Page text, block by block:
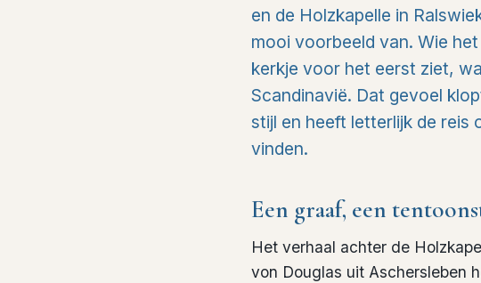
en de Holzkapelle in
mooi voorbeeld van. Wie
kerkje voor het eerst ziet,
Scandinavië. Dat gevoel
stijl en heeft letterlijk de reis
vinden.
Een graaf, een
Het verhaal achter de
von Douglas uit Aschersleben